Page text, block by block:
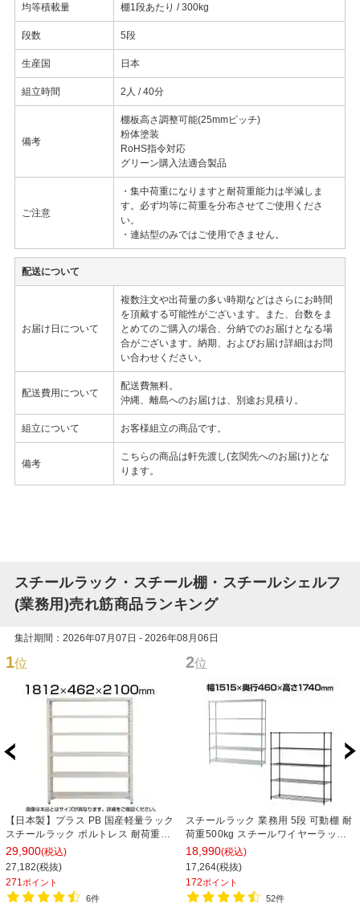
均等積載量 棚1段あたり / 300kg
段数 5段
生産国 日本
組立時間 2人 / 40分
備考
棚板高さ調整可能(25mmピッチ)
粉体塗装
RoHS指令対応
グリーン購入法適合製品
ご注意
・集中荷重になりますと耐荷重能力は半減しま
す。必ず均等に荷重を分布させてご使用くださ
い。
・連結型のみではご使用できません。
配送について
お届け日について
複数注文や出荷量の多い時期などはさらにお時間
を頂戴する可能性がございます。また、台数をま
とめてのご購入の場合、分納でのお届けとなる場
合がございます。納期、およびお届け詳細はお問
い合わせください。
配送費用について
配送費無料。
沖縄、離島へのお届けは、別途お見積り。
組立について お客様組立の商品です。
備考
こちらの商品は軒先渡し(玄関先へのお届け)とな
ります。
スチールラック・スチール棚・スチールシェルフ
(業務用)売れ筋商品ランキング
集計期間：2026年07月07日 - 2026年08月06日
1位
【日本製】プラス PB 国産軽量ラック
スチールラック ボルトレス 耐荷重
150kg/段 天地6段 幅1812×奥行462×
高さ2100mm スチール棚 スチールシ
ェルフ 収納棚 オープンラック 収納ラ
ック
29,900(税込)
27,182(税抜)
271 ポイント
6件
2位
スチールラック 業務用 5段 可動棚 耐
荷重500kg スチールワイヤーラック
シェルゴ 幅1515×奥行460×高さ
1740mm
18,990(税込)
17,264(税抜)
172ポイント
52件